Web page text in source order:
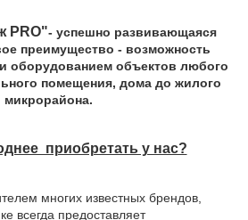
PRO"- успешно развивающаяся
преимущество - возможность
оборудованием объектов любого
помещения, дома до жилого
микрорайона.
приобретать у нас?
многих известных брендов,
всегда предоставляет